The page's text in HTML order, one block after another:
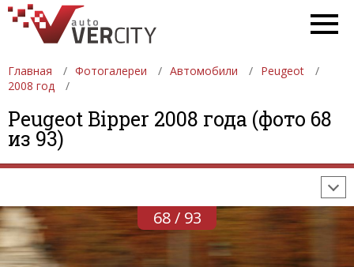
Главная Фотогалереи Автомобили
Peugeot
2008 год
Peugeot Bipper 2008 года (фото 68
из 93)
ФОТОГАЛЕРЕИ АВТОМОБИЛИ
ДЕВУШКИ
АВТОСАЛОНЫ
68 / 93